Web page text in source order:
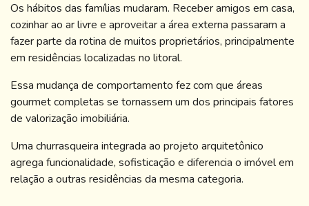
Os hábitos das famílias mudaram. Receber amigos em casa,
cozinhar ao ar livre e aproveitar a área externa passaram a
fazer parte da rotina de muitos proprietários, principalmente
em residências localizadas no litoral.
Essa mudança de comportamento fez com que áreas
gourmet completas se tornassem um dos principais fatores
de valorização imobiliária.
Uma churrasqueira integrada ao projeto arquitetônico
agrega funcionalidade, sofisticação e diferencia o imóvel em
relação a outras residências da mesma categoria.